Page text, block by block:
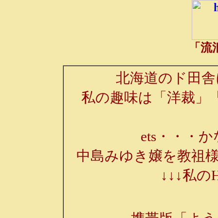
「
北海道のド田
私の趣味は「洋裁」
ets・・・
中島みゆき嬢を教祖
↓↓↓私の